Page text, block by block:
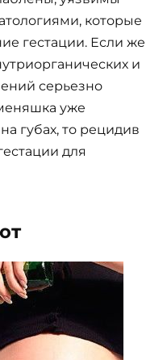
которые
гестации. Если же
и
серьезно
уже
губах, то рецидив
для